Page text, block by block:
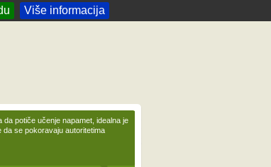
Više informacija
potiče učenje napamet, idealna je
da se pokoravaju autoritetima